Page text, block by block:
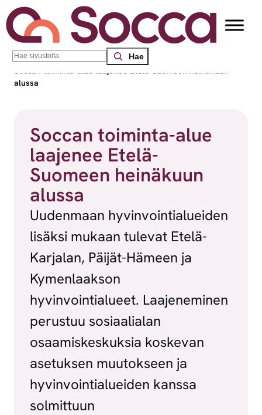
Siirry sisältöön
Search
Socca – Etelä-Suomen sosiaalialan osaamiskeskus
Soccan toiminta-alue laajenee Etelä-Suomeen heinäkuun
alussa
Soccan toiminta-alue
laajenee Etelä-
Suomeen heinäkuun
alussa
Uudenmaan hyvinvointialueiden
lisäksi mukaan tulevat Etelä-
Karjalan, Päijät-Hämeen ja
Kymenlaakson
hyvinvointialueet. Laajeneminen
perustuu sosiaalialan
osaamiskeskuksia koskevan
asetuksen muutokseen ja
hyvinvointialueiden kanssa
solmittuun